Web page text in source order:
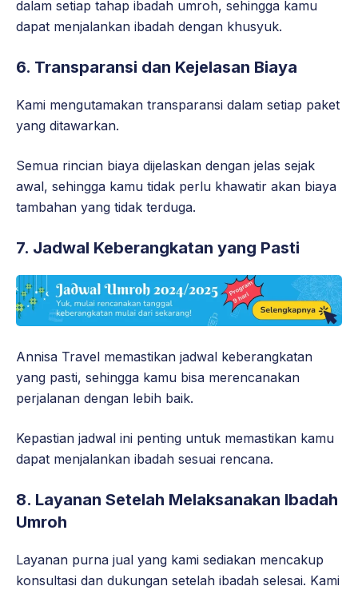
dalam setiap tahap ibadah umroh, sehingga kamu
dapat menjalankan ibadah dengan khusyuk.
6. Transparansi dan Kejelasan Biaya
Kami mengutamakan transparansi dalam setiap paket
yang ditawarkan.
Semua rincian biaya dijelaskan dengan jelas sejak
awal, sehingga kamu tidak perlu khawatir akan biaya
tambahan yang tidak terduga.
7. Jadwal Keberangkatan yang Pasti
Annisa Travel memastikan jadwal keberangkatan
yang pasti, sehingga kamu bisa merencanakan
perjalanan dengan lebih baik.
Kepastian jadwal ini penting untuk memastikan kamu
dapat menjalankan ibadah sesuai rencana.
8. Layanan Setelah Melaksanakan Ibadah
Umroh
Layanan purna jual yang kami sediakan mencakup
konsultasi dan dukungan setelah ibadah selesai. Kami